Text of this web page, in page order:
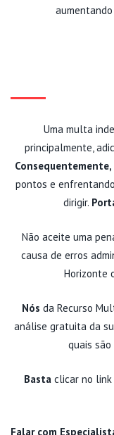
Uma multa
principalmente,
Consequentemente,
pontos e
dirigir.
Não aceite uma
causa de erros
Horizonte
Nós da Recurso
análise gratuita da
quais
Basta clicar no
Falar com